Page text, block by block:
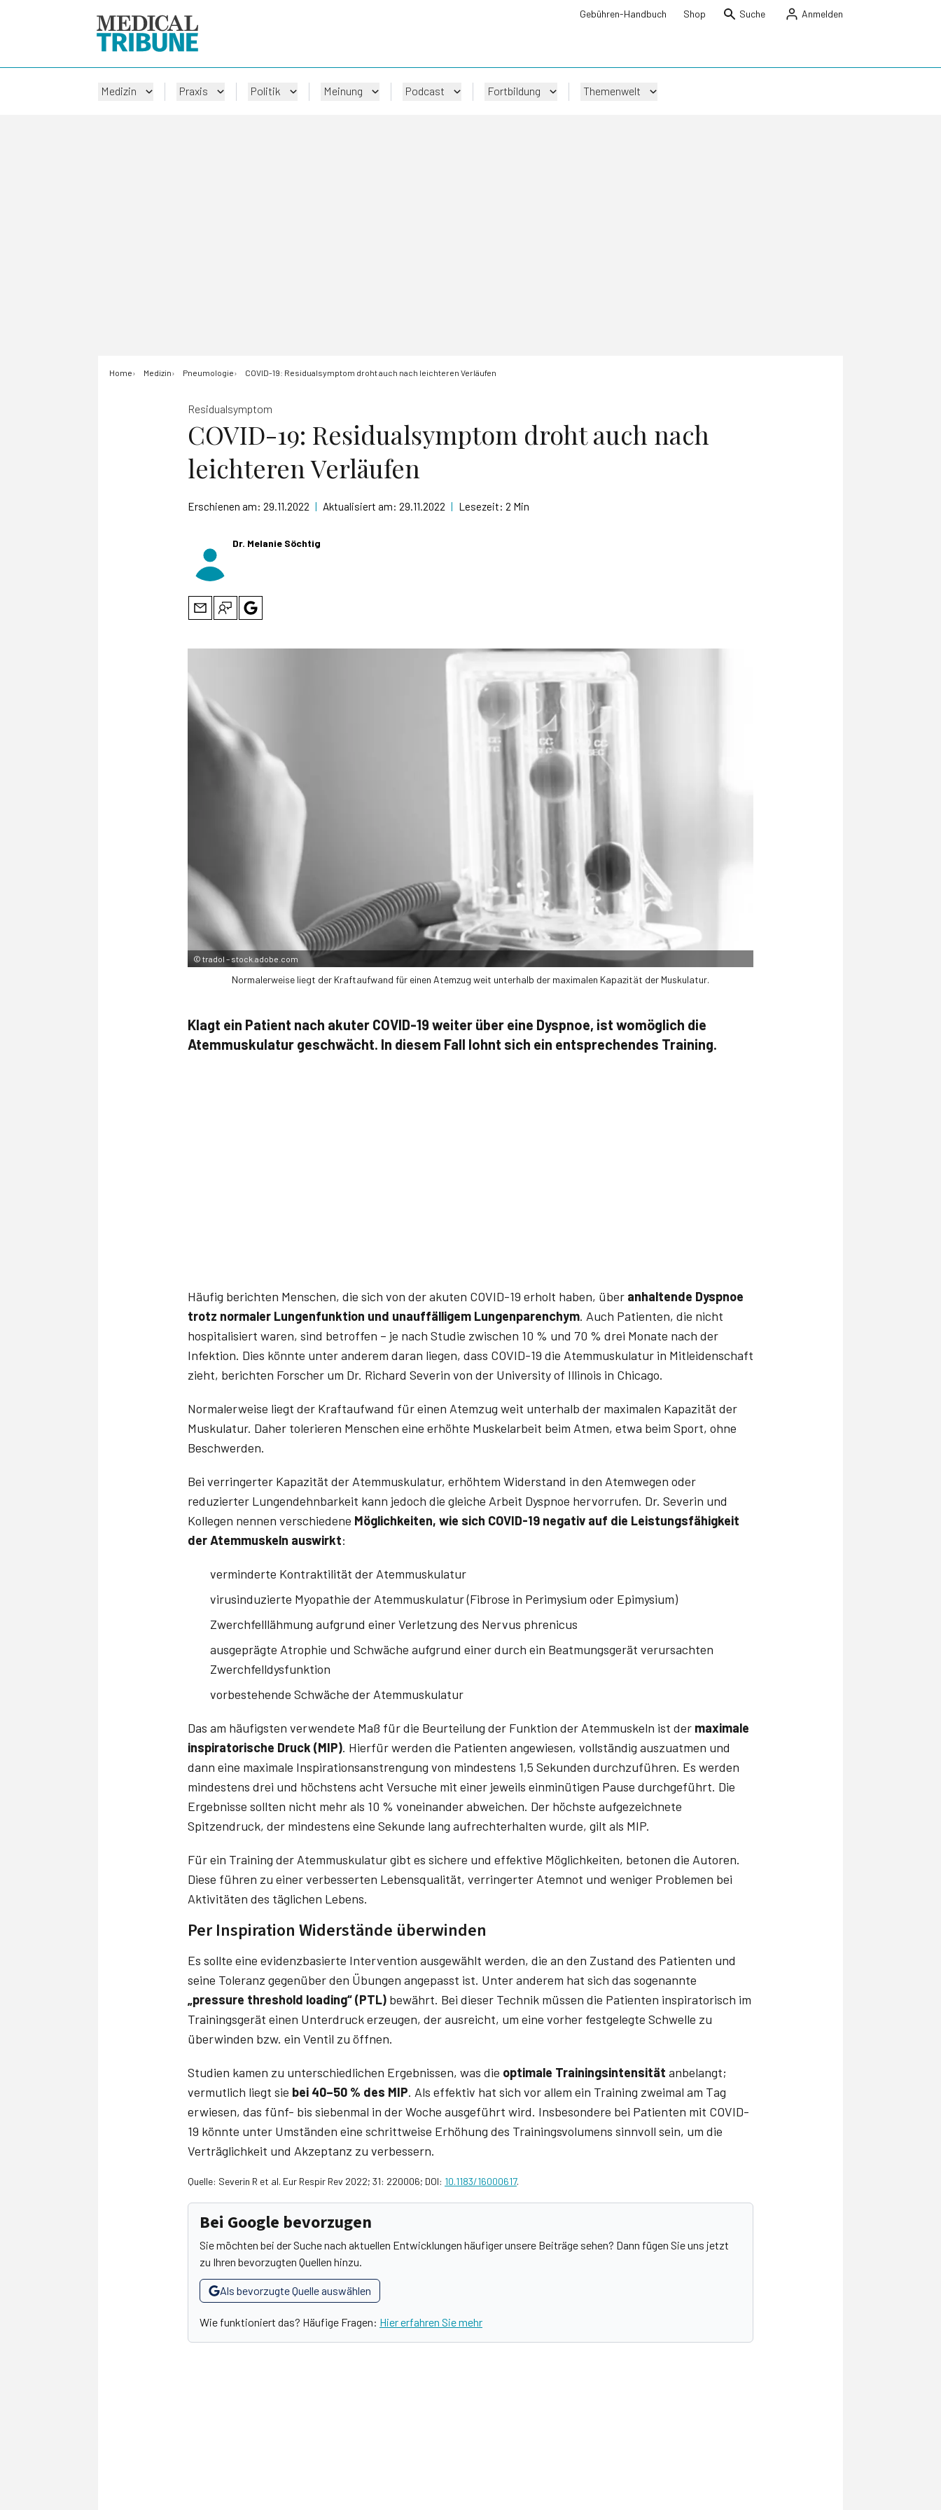
Gebühren-Handbuch Shop Suche Anmelden
Medizin Praxis Politik Meinung Podcast Fortbildung Themenwelt
Home Medizin Pneumologie COVID-19: Residualsymptom droht auch nach leichteren Verläufen
Residualsymptom
COVID-19: Residualsymptom droht auch nach
leichteren Verläufen
Erschienen am: 29.11.2022 | Aktualisiert am: 29.11.2022 | Lesezeit: 2 Min
Dr. Melanie Söchtig
© tradol – stock.adobe.com
Normalerweise liegt der Kraftaufwand für einen Atemzug weit unterhalb der maximalen Kapazität der Muskulatur.
Klagt ein Patient nach akuter COVID-19 weiter über eine Dyspnoe, ist womöglich die
Atemmuskulatur geschwächt. In diesem Fall lohnt sich ein entsprechendes Training.
Häufig berichten Menschen, die sich von der akuten COVID-19 erholt haben, über anhaltende Dyspnoe
trotz normaler Lungenfunktion und unauffälligem Lungenparenchym. Auch Patienten, die nicht
hospitalisiert waren, sind betroffen – je nach Studie zwischen 10 % und 70 % drei Monate nach der
Infektion. Dies könnte unter anderem daran liegen, dass COVID-19 die Atemmuskulatur in Mitleidenschaft
zieht, berichten Forscher um Dr. Richard Severin von der University of Illinois in Chicago.
Normalerweise liegt der Kraftaufwand für einen Atemzug weit unterhalb der maximalen Kapazität der
Muskulatur. Daher tolerieren Menschen eine erhöhte Muskelarbeit beim Atmen, etwa beim Sport, ohne
Beschwerden.
Bei verringerter Kapazität der Atemmuskulatur, erhöhtem Widerstand in den Atemwegen oder
reduzierter Lungendehnbarkeit kann jedoch die gleiche Arbeit Dyspnoe hervorrufen. Dr. Severin und
Kollegen nennen verschiedene Möglichkeiten, wie sich COVID-19 negativ auf die Leistungsfähigkeit
der Atemmuskeln auswirkt:
verminderte Kontraktilität der Atemmuskulatur
virusinduzierte Myopathie der Atemmuskulatur (Fibrose in Perimysium oder Epimysium)
Zwerchfelllähmung aufgrund einer Verletzung des Nervus phrenicus
ausgeprägte Atrophie und Schwäche aufgrund einer durch ein Beatmungsgerät verursachten
Zwerchfelldysfunktion
vorbestehende Schwäche der Atemmuskulatur
Das am häufigsten verwendete Maß für die Beurteilung der Funktion der Atemmuskeln ist der maximale
inspiratorische Druck (MIP). Hierfür werden die Patienten angewiesen, vollständig auszuatmen und
dann eine maximale Inspirationsanstrengung von mindestens 1,5 Sekunden durchzuführen. Es werden
mindestens drei und höchstens acht Versuche mit einer jeweils einminütigen Pause durchgeführt. Die
Ergebnisse sollten nicht mehr als 10 % voneinander abweichen. Der höchste aufgezeichnete
Spitzendruck, der mindestens eine Sekunde lang aufrechterhalten wurde, gilt als MIP.
Für ein Training der Atemmuskulatur gibt es sichere und effektive Möglichkeiten, betonen die Autoren.
Diese führen zu einer verbesserten Lebensqualität, verringerter Atemnot und weniger Problemen bei
Aktivitäten des täglichen Lebens.
Per Inspiration Widerstände überwinden
Es sollte eine evidenzbasierte Intervention ausgewählt werden, die an den Zustand des Patienten und
seine Toleranz gegenüber den Übungen angepasst ist. Unter anderem hat sich das sogenannte
„pressure threshold loading“ (PTL) bewährt. Bei dieser Technik müssen die Patienten inspiratorisch im
Trainingsgerät einen Unterdruck erzeugen, der ausreicht, um eine vorher festgelegte Schwelle zu
überwinden bzw. ein Ventil zu öffnen.
Studien kamen zu unterschiedlichen Ergebnissen, was die optimale Trainingsintensität anbelangt;
vermutlich liegt sie bei 40–50 % des MIP. Als effektiv hat sich vor allem ein Training zweimal am Tag
erwiesen, das fünf- bis siebenmal in der Woche ausgeführt wird. Insbesondere bei Patienten mit COVID-
19 könnte unter Umständen eine schrittweise Erhöhung des Trainingsvolumens sinnvoll sein, um die
Verträglichkeit und Akzeptanz zu verbessern.
Quelle: Severin R et al. Eur Respir Rev 2022; 31: 220006; DOI: 10.1183/16000617.
Bei Google bevorzugen
Sie möchten bei der Suche nach aktuellen Entwicklungen häufiger unsere Beiträge sehen? Dann fügen Sie uns jetzt
zu Ihren bevorzugten Quellen hinzu.
Als bevorzugte Quelle auswählen
Wie funktioniert das? Häufige Fragen: Hier erfahren Sie mehr